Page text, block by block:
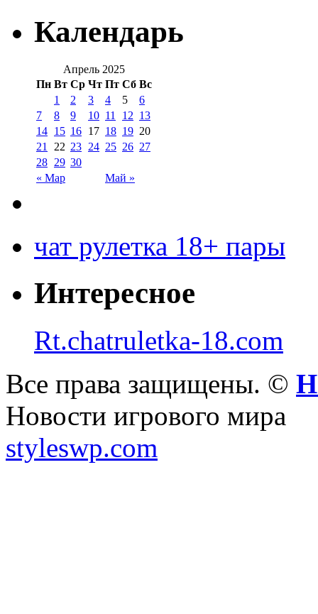
Календарь
Апрель 2025
Пн Вт Ср Чт Пт Сб Вс
« Мар Май »
1 2 3 4 5
6
7
8 9 10 11 12 13
14 15 16 17 18 19 20
21
22 23 24 25 26 27
28 29 30
чат рулетка 18+ пары
Интересное
Rt.chatruletka-18.com
Все права защищены. ©
Новости игрового мира
styleswp.com